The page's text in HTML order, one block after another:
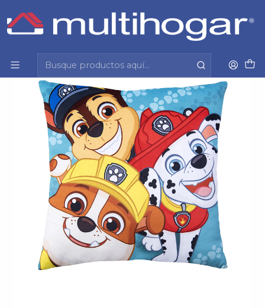
Inicio Dormitorio
Cojin
Cojín Velour Paw Patrol Diversión